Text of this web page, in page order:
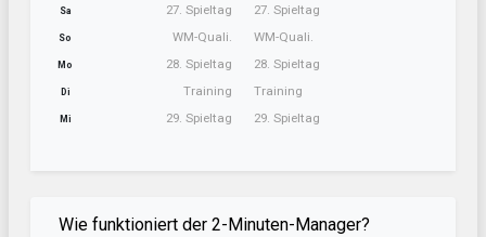
Sa 27. Spieltag
So WM-Quali.
Mo 28. Spieltag
Di Training
Mi 29. Spieltag
27. Spieltag
WM-Quali.
28. Spieltag
Training
29. Spieltag
Wie funktioniert der 2-Minuten-Manager?